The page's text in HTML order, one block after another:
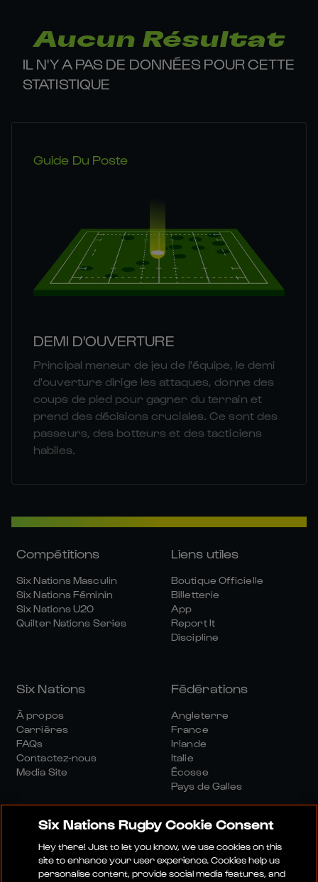
Aucun Résultat
IL N'Y A PAS DE DONNÉES POUR CETTE
STATISTIQUE
Guide Du Poste
DEMI D'OUVERTURE
Principal meneur de jeu de l'équipe, le demi
d'ouverture dirige les attaques, donne des
coups de pied pour gagner du terrain et
prend des décisions cruciales. Ce sont des
passeurs, des botteurs et des tacticiens
habiles.
Compétitions
Six Nations Masculin
Six Nations Féminin
Six Nations U20
Quilter Nations Series
Liens utiles
Boutique Officielle
Billetterie
App
Report It
Discipline
Six Nations
À propos
Carrières
FAQs
Contactez-nous
Media Site
Fédérations
Angleterre
France
Irlande
Italie
Écosse
Pays de Galles
Six Nations Rugby Cookie Consent
Hey there! Just to let you know, we use cookies on this
site to enhance your user experience. Cookies help us
personalise content, provide social media features, and